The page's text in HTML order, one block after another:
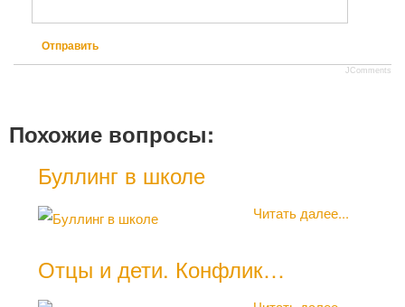
Отправить
JComments
Похожие вопросы:
Буллинг в школе
Читать далее...
Отцы и дети. Конфлик…